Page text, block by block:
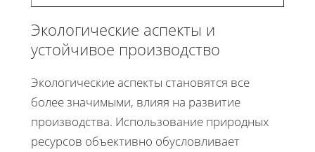
Экологические аспекты и
устойчивое производство
Экологические аспекты становятся все
более значимыми, влияя на развитие
производства. Использование природных
ресурсов объективно обусловливает